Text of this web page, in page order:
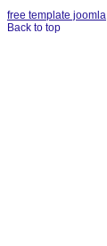
free template joomla
Back to top